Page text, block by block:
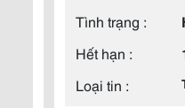
Tình trạng :
Hết hạn :
Loại tin :